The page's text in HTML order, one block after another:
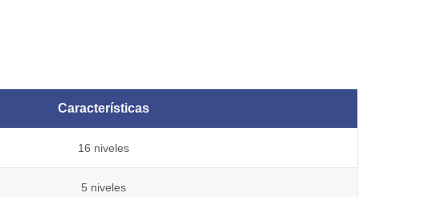
Características
16 niveles
5 niveles